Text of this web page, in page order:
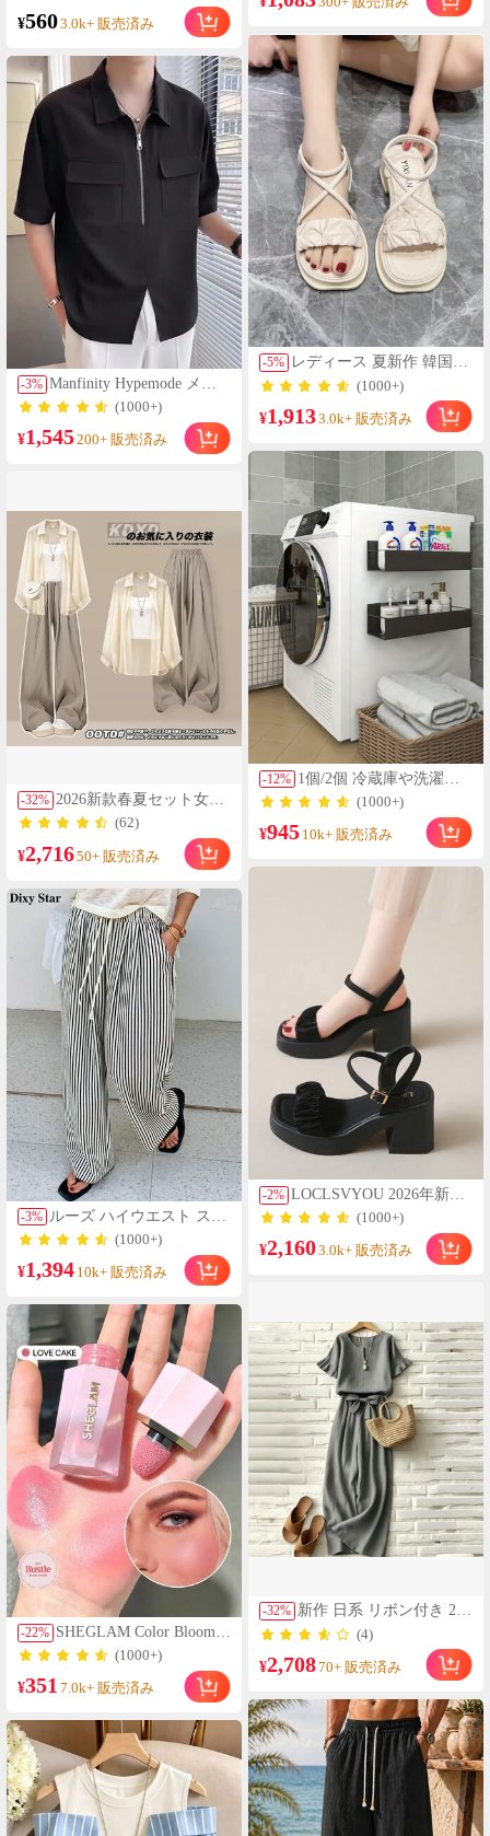
ング用、日よけ、防風、蚊よ
け
¥5603.0k+ 販売済み
-3% Manfinity Hypemode メン
ズ ジッパー付き 半袖 パー
カー 開襟シャツ、ゆった
り ブラック 単色 略式シャ
(1000+)
¥1,545200+ 販売済み
-32% 2026新款春夏セット女性
の新しい怠惰な風日焼け
止めシャツストライプベ
スト洋風スリムカジュア
ルパンツ3点セット
(62)
¥2,71650+ 販売済み
-3% ルーズ ハイウエスト スト
ライプ ワイドレッグパン
ツ、ドローストリング ウ
エスト、多用途 (ストライ
プパターンランダム) 春、
エフォートレススタイル
(1000+)
¥1,394 10k+ 販売済み
-22% SHEGLAM Color Bloom
リキッドチークマット仕
上げ-Love Cake チーク 女
性と女の子のためのブラ
ンドビューティーコスメ
メイクアップ
(1000+)
¥351 7.0k+ 販売済み
-5% レディース 夏新作 韓国風
ファッション 厚底 プラッ
トフォーム 無地 ベージュ
万能 クロスストラップ ロ
ーマン パーティー ビーチ
サンダル
(1000+)
¥1,9133.0k+ 販売済み
-12% 1個/2個 冷蔵庫や洗濯機
に取り付けられる磁石式
サイドストレージラッ
ク、ドリルは不要、ファ
ッショナブルなブラック
メタル表面、壁掛けスパ
イスラック、洗濯用品の
収納に最適
(1000+)
¥945 10k+ 販売済み
-2% LOCLSVYOU 2026年新作
軽量厚底ギャザーデザイ
ン ハイヒールサンダル 身
長アップ オールシーズン
対応 プラスサイズ レディ
ジュアルサンダル スポー
ツサンダル パーティーシ
ューズ ダンスシューズ グ
リッターシューズ アウト
ドア カントリー バケーシ
ョン ビーチ ランニング ハ
イキング ウォーターシュ
ーズ チャンキーヒール ホ
リデーシューズ ファッシ
ョンサンダル パール ライ
ンストーン装飾 レース メ
ッシュ スクエアトゥ
(1000+)
¥2,1603.0k+ 販売済み
-32% 新作 日系 リボン付き 2点
セット パンツセット ワ
イドパンツ レディース
薄手 半袖 ブラウス トッ
プス シャツ おしゃれ 可
愛い
(4)
¥2,70870+ 販売済み